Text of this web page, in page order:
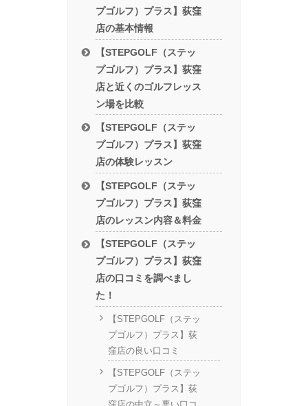
プゴルフ）プラス】荻窪
店の基本情報
【STEPGOLF（ステッ
プゴルフ）プラス】荻窪
店と近くのゴルフレッス
ン場を比較
【STEPGOLF（ステッ
プゴルフ）プラス】荻窪
店の体験レッスン
【STEPGOLF（ステッ
プゴルフ）プラス】荻窪
店のレッスン内容＆料金
【STEPGOLF（ステッ
プゴルフ）プラス】荻窪
店の口コミを調べまし
た！
【STEPGOLF（ステッ
プゴルフ）プラス】荻
窪店の良い口コミ
【STEPGOLF（ステッ
プゴルフ）プラス】荻